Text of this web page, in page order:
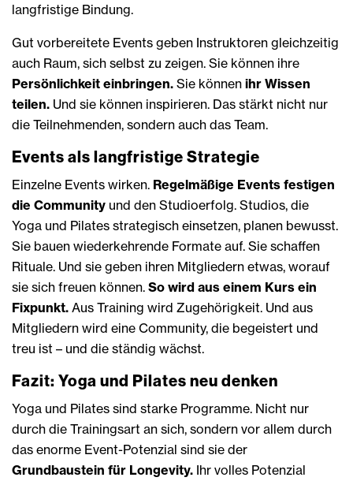
langfristige Bindung.
Gut vorbereitete Events geben Instruktoren gleichzeitig
auch Raum, sich selbst zu zeigen. Sie können ihre
Persönlichkeit einbringen. Sie können ihr Wissen
teilen. Und sie können inspirieren. Das stärkt nicht nur
die Teilnehmenden, sondern auch das Team.
Events als langfristige Strategie
Einzelne Events wirken. Regelmäßige Events festigen
die Community und den Studioerfolg. Studios, die
Yoga und Pilates strategisch einsetzen, planen bewusst.
Sie bauen wiederkehrende Formate auf. Sie schaffen
Rituale. Und sie geben ihren Mitgliedern etwas, worauf
sie sich freuen können. So wird aus einem Kurs ein
Fixpunkt. Aus Training wird Zugehörigkeit. Und aus
Mitgliedern wird eine Community, die begeistert und
treu ist – und die ständig wächst.
Fazit: Yoga und Pilates neu denken
Yoga und Pilates sind starke Programme. Nicht nur
durch die Trainingsart an sich, sondern vor allem durch
das enorme Event-Potenzial sind sie der
Grundbaustein für Longevity. Ihr volles Potenzial